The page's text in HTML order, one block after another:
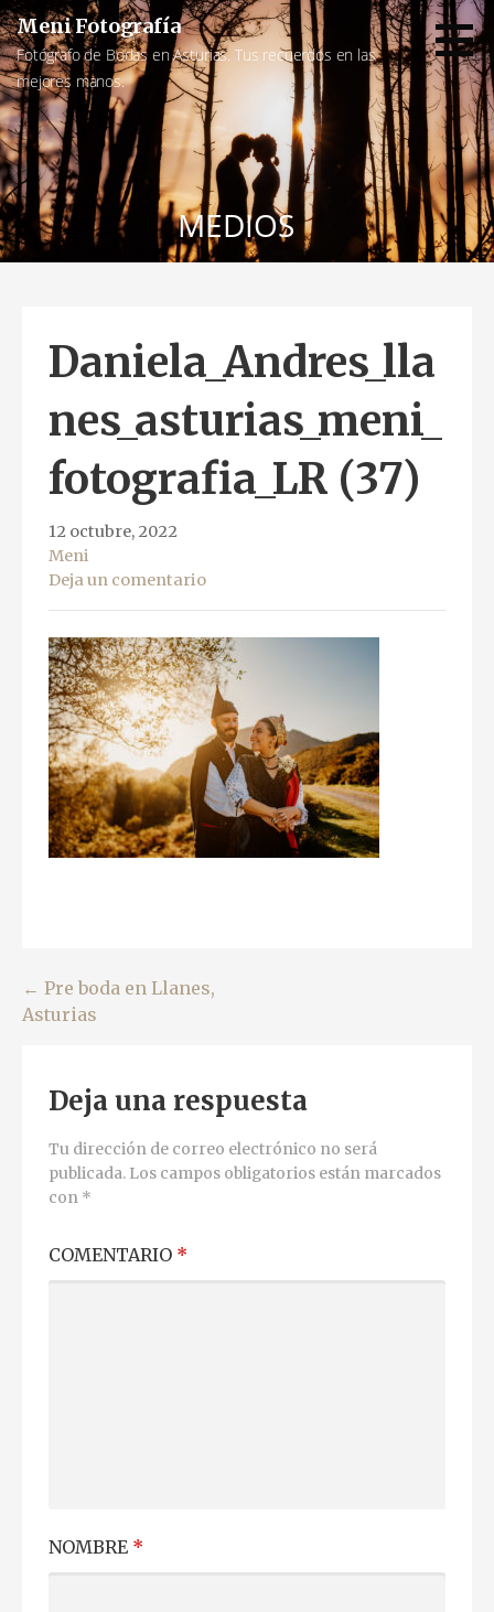
Saltar
al
contenido
Meni Fotografía
Fotógrafo de Bodas en Asturias. Tus recuerdos en las
mejores manos.
MEDIOS
Daniela_Andres_lla
nes_asturias_meni_
fotografia_LR (37)
12 octubre, 2022
Meni
Deja un comentario
Navegación
entradas
← Pre boda en Llanes,
Asturias
Deja una respuesta
Tu dirección de correo electrónico no será
publicada. Los campos obligatorios están marcados
con *
COMENTARIO *
NOMBRE *